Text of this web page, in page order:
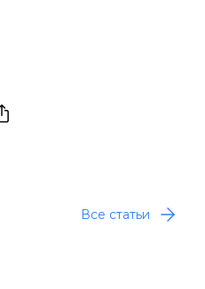
Все статьи